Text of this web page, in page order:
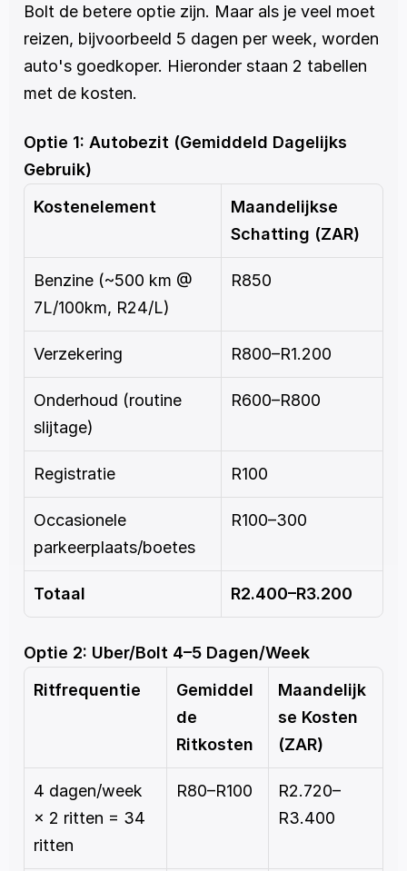
Bolt de betere optie zijn. Maar als je veel moet
reizen, bijvoorbeeld 5 dagen per week, worden
auto's goedkoper. Hieronder staan 2 tabellen
met de kosten.
Optie 1: Autobezit (Gemiddeld Dagelijks
Gebruik)
Kostenelement
Maandelijkse
Schatting (ZAR)
Benzine (~500 km @
7L/100km, R24/L)
R850
Verzekering R800–R1.200
Onderhoud (routine
slijtage)
R600–R800
Registratie R100
Occasionele
parkeerplaats/boetes
R100–300
Totaal R2.400–R3.200
Optie 2: Uber/Bolt 4–5 Dagen/Week
Ritfrequentie
Gemiddel
de
Ritkosten
Maandelijk
se Kosten
(ZAR)
4 dagen/week
× 2 ritten = 34
ritten
R80–R100
R2.720–
R3.400